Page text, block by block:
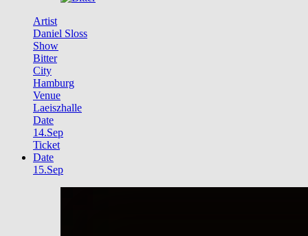
Artist
Daniel Sloss
Show
Bitter
City
Hamburg
Venue
Laeiszhalle
Date
14.Sep
Ticket
Date
15.Sep